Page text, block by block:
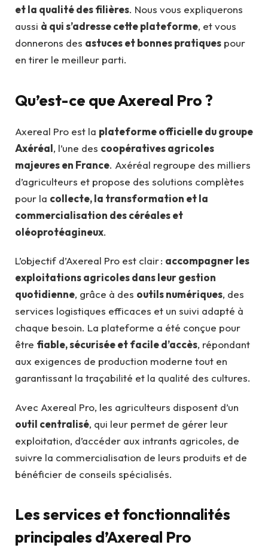
et la qualité des filières. Nous vous expliquerons
aussi à qui s’adresse cette plateforme, et vous
donnerons des astuces et bonnes pratiques pour
en tirer le meilleur parti.
Qu’est-ce que Axereal Pro ?
Axereal Pro est la plateforme officielle du groupe
Axéréal, l’une des coopératives agricoles
majeures en France. Axéréal regroupe des milliers
d’agriculteurs et propose des solutions complètes
pour la collecte, la transformation et la
commercialisation des céréales et
oléoprotéagineux.
L’objectif d’Axereal Pro est clair : accompagner les
exploitations agricoles dans leur gestion
quotidienne, grâce à des outils numériques, des
services logistiques efficaces et un suivi adapté à
chaque besoin. La plateforme a été conçue pour
être fiable, sécurisée et facile d’accès, répondant
aux exigences de production moderne tout en
garantissant la traçabilité et la qualité des cultures.
Avec Axereal Pro, les agriculteurs disposent d’un
outil centralisé, qui leur permet de gérer leur
exploitation, d’accéder aux intrants agricoles, de
suivre la commercialisation de leurs produits et de
bénéficier de conseils spécialisés.
Les services et fonctionnalités
principales d’Axereal Pro